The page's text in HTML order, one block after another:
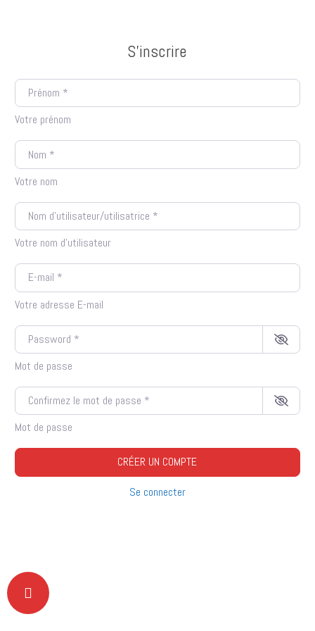
S’inscrire
Prénom*
Votre prénom
Nom*
Votre nom
Nom d’utilisateur/utilisatrice*
Votre nom d'utilisateur
E-mail*
Votre adresse E-mail
Password*
Mot de passe
Confirmez le mot de passe*
Mot de passe
CRÉER UN COMPTE
Se connecter